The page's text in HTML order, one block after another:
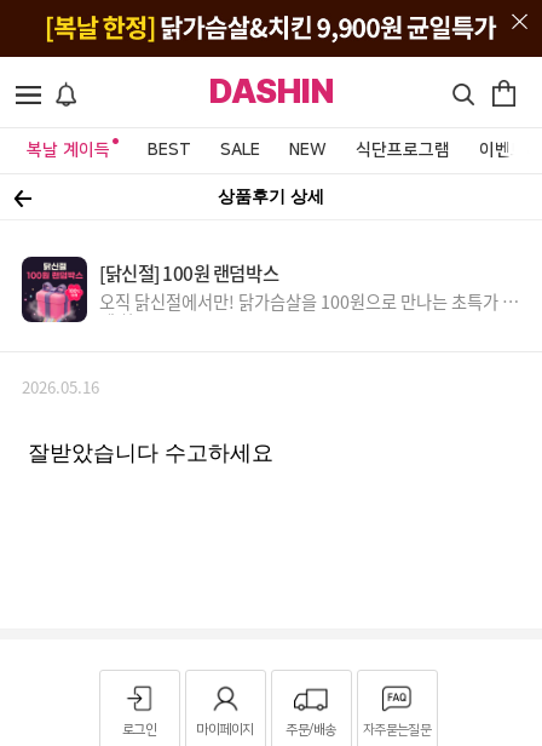
DASHIN
복날 계이득 BEST SALE NEW 식단프로그램 이벤트&
상품후기 상세
[닭신절] 100원 랜덤박스
오직 닭신절에서만! 닭가슴살을 100원으로 만나는 초특가 득
템 찬스!
2026.05.16
잘받았습니다 수고하세요
로그인 마이페이지 주문/배송 자주묻는질문